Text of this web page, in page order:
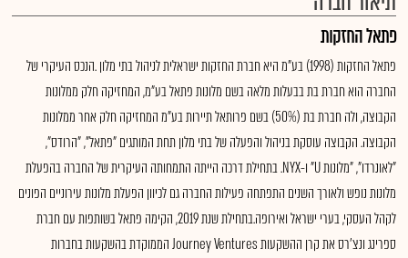
פתאל החזקות
פתאל החזקות (1998) בע"מ היא חברת החזקות ישראלית לניהול בתי מלון .הנכס העיקרי של
החברה הוא חברת בת בבעלות מלאה בשם מלונות פתאל בע"מ, המחזיקה חלק ממלונות
הקבוצה, ולה חברת בת (50%) בשם פרותאל תיירות בע"מ המחזיקה חלק אחר ממלונות
הקבוצה. הקבוצה עוסקת בניהול והפעלה של בתי מלון תחת המותגים "פתאל", "הרודס",
"לאונרדו", "מלונות U" ו-NYX. בתחילת דרכה הייתה התמחותה העיקרית של החברה בהפעלת
מלונות נופש ולאורך השנים התפתחה פעילות החברה גם לכיוון הפעלת מלונות עירוניים הפונים
לקהל העסקי, בערי ישראל ואירופה.בתחילת שנת 2019, הקימה פתאל בשותפות עם חברת
ספרינג ונצ'רס את קרן ההשקעות Journey Ventures הממוקדת בהשקעות בחברות